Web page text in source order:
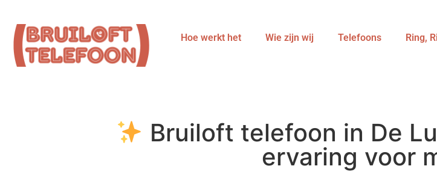
Hoe werkt het Wie zijn wij Telefoons Ring,
Bruiloft telefoon in De
ervaring voor